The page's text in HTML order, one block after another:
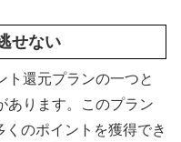
せない
ト還元プランの一つと
あります。このプラン
のポイントを獲得でき